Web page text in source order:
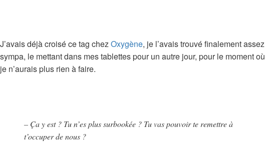
J’avais déjà croisé ce tag chezOxygène, je l’avais trouvé finalement assez
sympa, le mettant dans mes tablettes pour un autre jour, pour le moment où
je n’aurais plus rien à faire.
– Ça y est ? Tu n’es plus surbookée ? Tu vas pouvoir te remettre à
t’occuper de nous ?